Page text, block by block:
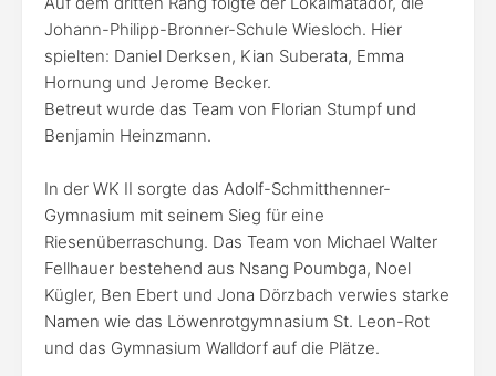
Johann-Philipp-Bronner-Schule Wiesloch. Hier
spielten: Daniel Derksen, Kian Suberata, Emma
Hornung und Jerome Becker.
Betreut wurde das Team von Florian Stumpf und
Benjamin Heinzmann.
In der WK II sorgte das Adolf-Schmitthenner-
Gymnasium mit seinem Sieg für eine
Riesenüberraschung. Das Team von Michael Walter
Fellhauer bestehend aus Nsang Poumbga, Noel
Kügler, Ben Ebert und Jona Dörzbach verwies starke
Namen wie das Löwenrotgymnasium St. Leon-Rot
und das Gymnasium Walldorf auf die Plätze.